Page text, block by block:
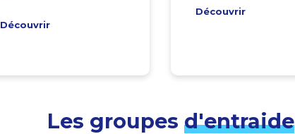
Découvrir
Découvrir
Les groupes d'entraide